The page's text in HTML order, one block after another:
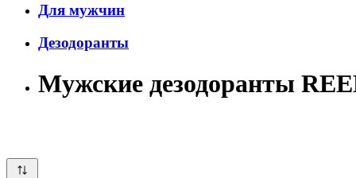
Для мужчин
Дезодоранты
Мужские дезодоранты